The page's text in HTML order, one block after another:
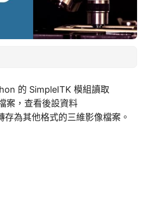
的 SimpleITK 模組讀取
案，查看後設資料
存為其他格式的三維影像檔案。